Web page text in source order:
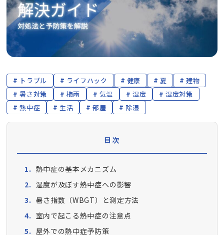
トラブル ライフハック 健康 夏
建物
暑さ対策
梅雨 気温 湿度
湿度対策
熱中症
生活 部屋 除湿
目次
熱中症の基本メカニズム
湿度が及ぼす熱中症への影響
暑さ指数（WBGT）と測定方法
室内で起こる熱中症の注意点
屋外での熱中症予防策